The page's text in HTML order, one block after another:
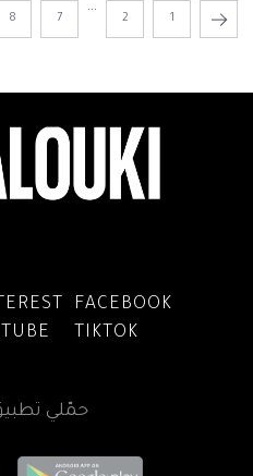
1
2
...
7
8
FACEBOOK
TIKTOK
حمّلي